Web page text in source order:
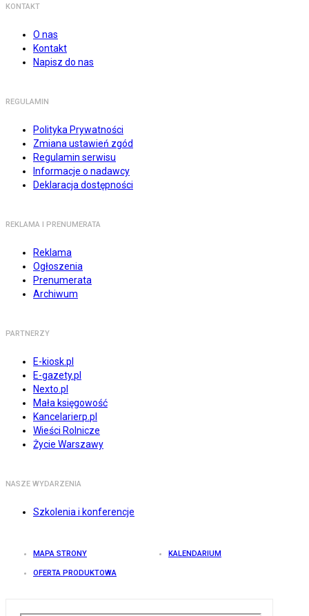
KONTAKT
O nas
Kontakt
Napisz do nas
REGULAMIN
Polityka Prywatności
Zmiana ustawień zgód
Regulamin serwisu
Informacje o nadawcy
Deklaracja dostępności
REKLAMA I PRENUMERATA
Reklama
Ogłoszenia
Prenumerata
Archiwum
PARTNERZY
E-kiosk.pl
E-gazety.pl
Nexto.pl
Mała księgowość
Kancelarierp.pl
Wieści Rolnicze
Życie Warszawy
NASZE WYDARZENIA
Szkolenia i konferencje
MAPA STRONY KALENDARIUM
OFERTA PRODUKTOWA